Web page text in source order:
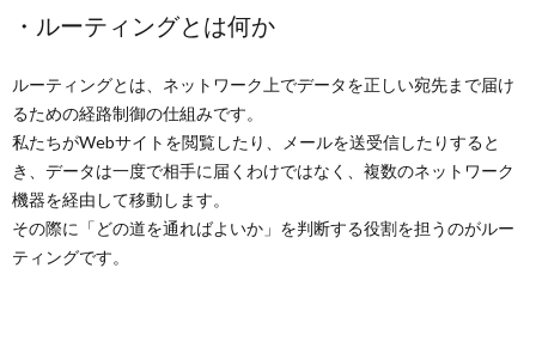
・ルーティングとは何か
ルーティングとは、ネットワーク上でデータを正しい宛先まで届け
るための経路制御の仕組みです。
私たちがWebサイトを閲覧したり、メールを送受信したりすると
き、データは一度で相手に届くわけではなく、複数のネットワーク
機器を経由して移動します。
その際に「どの道を通ればよいか」を判断する役割を担うのがルー
ティングです。